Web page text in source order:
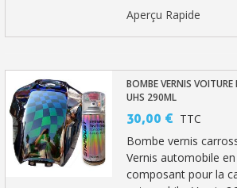
Aperçu Rapide
BOMBE VERNIS
UHS 290ML
30,00 € TTC
Bombe vernis
Vernis automobile
composant pour la